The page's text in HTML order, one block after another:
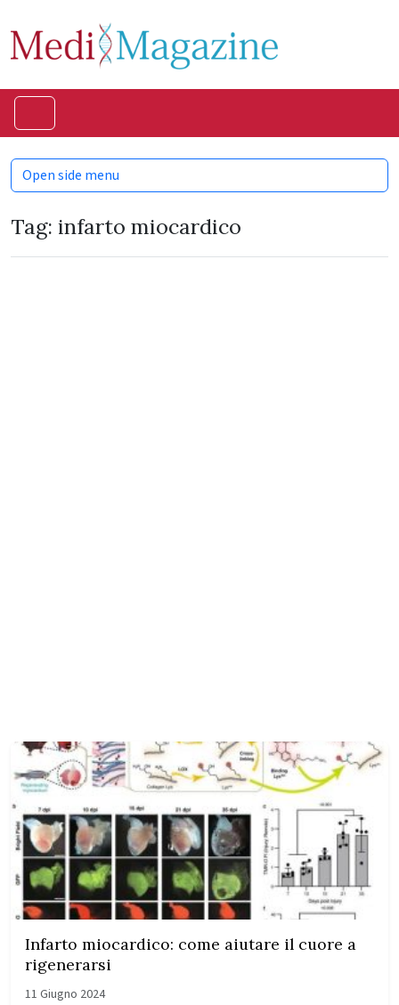
Tag: infarto miocardico
Infarto miocardico: come aiutare il cuore a
rigenerarsi
11 Giugno 2024
Open side menu